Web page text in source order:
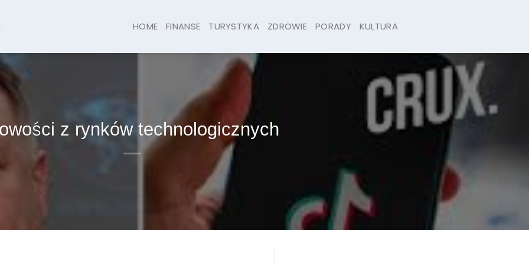
HOME FINANSE TURYSTYKA ZDROWIE PORADY KULTURA
z rynków technologicznych